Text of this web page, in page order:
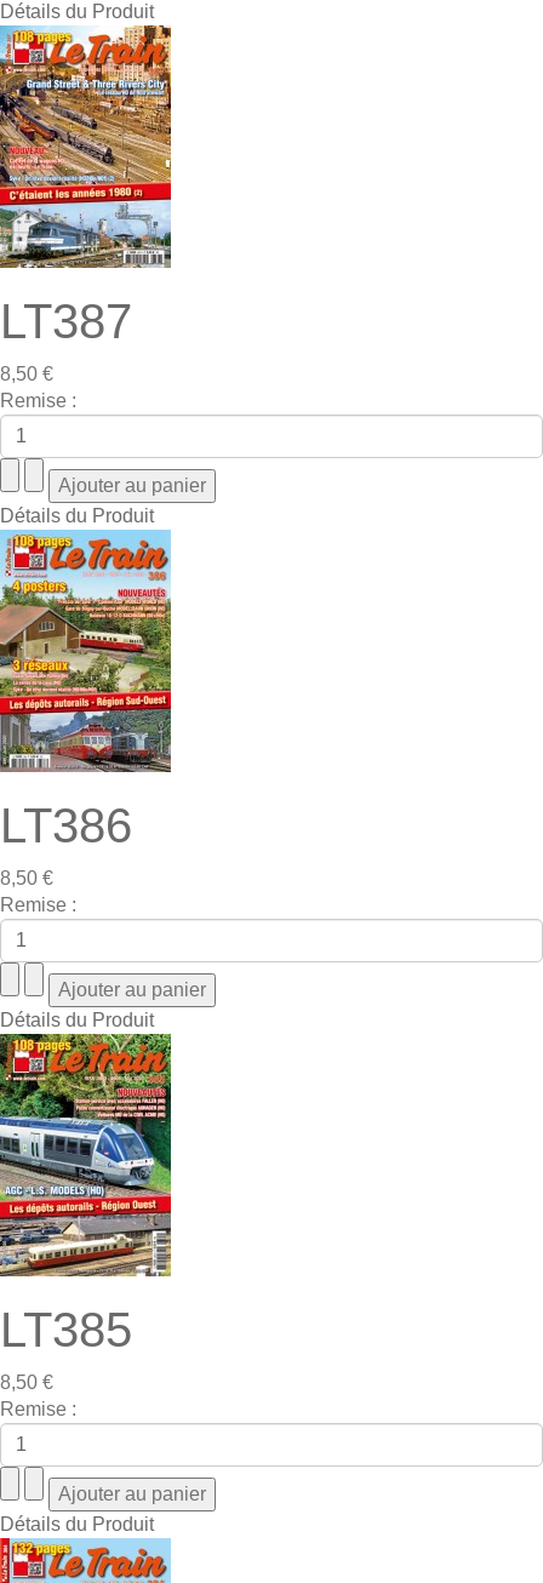
Détails du Produit
LT387
8,50 €
Remise :
Détails du Produit
LT386
8,50 €
Remise :
Détails du Produit
LT385
8,50 €
Remise :
Détails du Produit